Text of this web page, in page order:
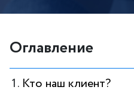
Оглавление
Кто наш клиент?